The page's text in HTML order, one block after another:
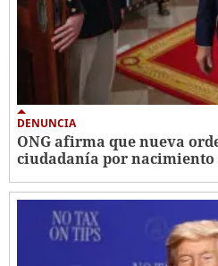
DENUNCIA
ONG afirma que nueva
ciudadanía por